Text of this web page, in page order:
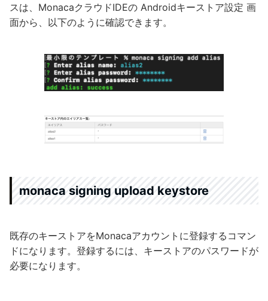
スは、MonacaクラウドIDEの Androidキーストア設定 画
面から、以下のように確認できます。
monaca signing upload keystore
既存のキーストアをMonacaアカウントに登録するコマン
ドになります。登録するには、キーストアのパスワードが
必要になります。